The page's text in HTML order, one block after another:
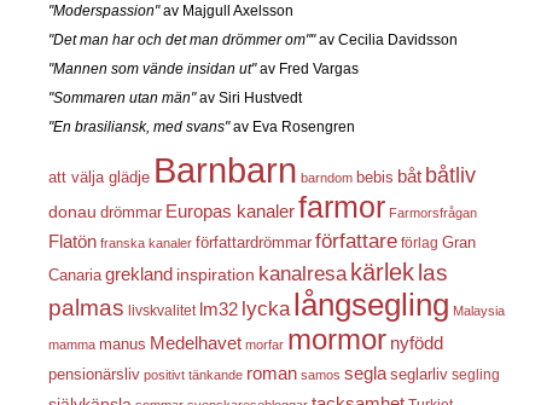
"Moderspassion"av Majgull Axelsson
"Det man har och det man drömmer om""av Cecilia Davidsson
"Mannen som vände insidan ut"av Fred Vargas
"Sommaren utan män"av Siri Hustvedt
"En brasiliansk, med svans"av Eva Rosengren
att välja glädje Barnbarn barndom bebis båt båtliv
donau drömmar Europas kanalerfarmor Farmorsfrågan
Flatön franska kanaler författardrömmar författare förlag Gran
Canaria grekland inspiration kanalresa kärleklas
palmas livskvalitet lm32 lycka långsegling Malaysia
mamma manus Medelhavet morfar mormor nyfödd
pensionärsliv positivt tänkande roman samos segla seglarliv segling